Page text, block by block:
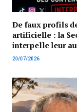
De faux profils
artificielle : la
interpelle leur
20/07/2026